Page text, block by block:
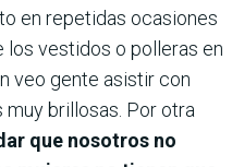
en repetidas ocasiones
los vestidos o polleras en
veo gente asistir con
brillosas. Por otra
que nosotros no